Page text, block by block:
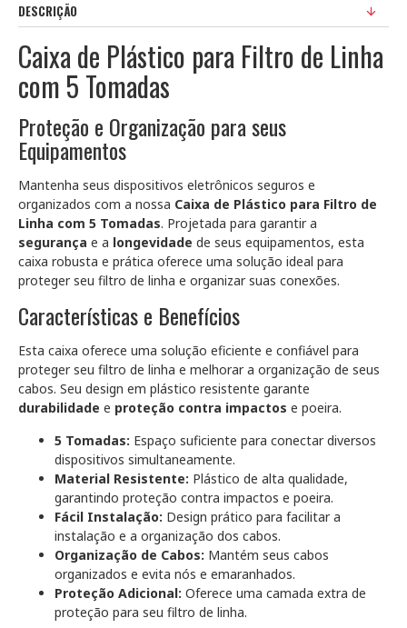
DESCRIÇÃO
Caixa de Plástico para Filtro de Linha
com 5 Tomadas
Proteção e Organização para seus
Equipamentos
Mantenha seus dispositivos eletrônicos seguros e
organizados com a nossa Caixa de Plástico para Filtro de
Linha com 5 Tomadas. Projetada para garantir a
segurança e a longevidade de seus equipamentos, esta
caixa robusta e prática oferece uma solução ideal para
proteger seu filtro de linha e organizar suas conexões.
Características e Benefícios
Esta caixa oferece uma solução eficiente e confiável para
proteger seu filtro de linha e melhorar a organização de seus
cabos. Seu design em plástico resistente garante
durabilidade e proteção contra impactos e poeira.
5 Tomadas: Espaço suficiente para conectar diversos
dispositivos simultaneamente.
Material Resistente: Plástico de alta qualidade,
garantindo proteção contra impactos e poeira.
Fácil Instalação: Design prático para facilitar a
instalação e a organização dos cabos.
Organização de Cabos: Mantém seus cabos
organizados e evita nós e emaranhados.
Proteção Adicional: Oferece uma camada extra de
proteção para seu filtro de linha.